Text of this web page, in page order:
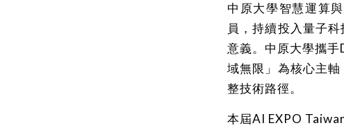
中原大學智慧運算
員，持續投入量子
意義。中原大學攜
域無限」為核心主
整技術路徑。
本屆AI EXPO